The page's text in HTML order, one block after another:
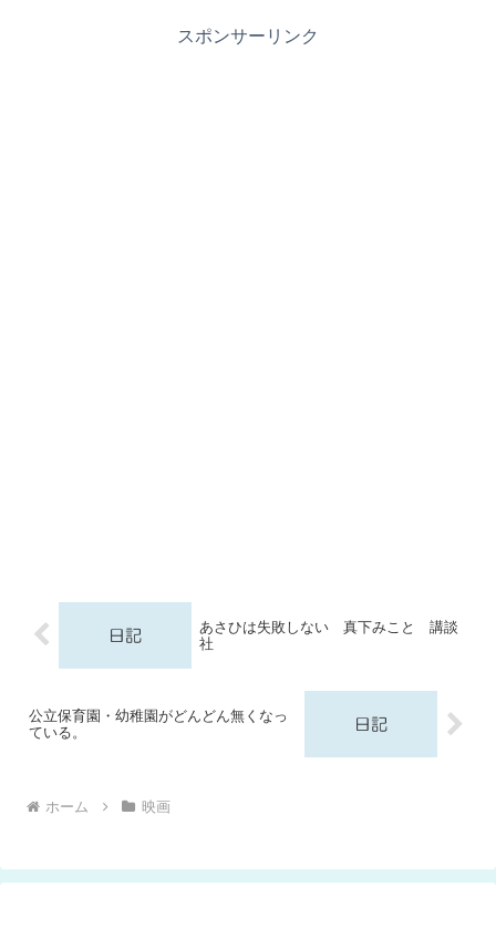
スポンサーリンク
あさひは失敗しない 真下みこと 講談
社
公立保育園・幼稚園がどんどん無くなっ
ている。
ホーム 映画